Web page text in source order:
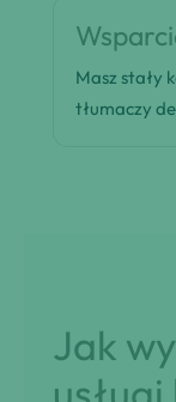
Masz stały
tłumaczy
Jak